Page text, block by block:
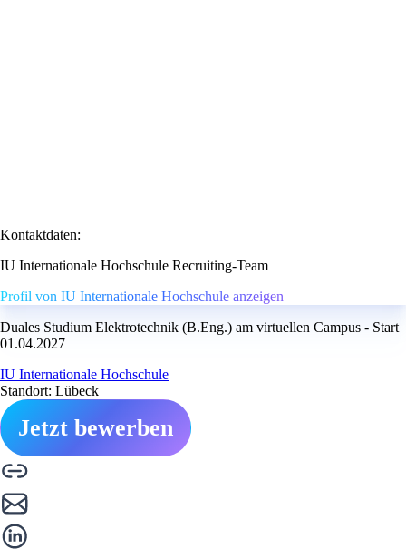
Kontaktdaten:
IU Internationale Hochschule Recruiting-Team
Profil von IU Internationale Hochschule anzeigen
Duales Studium Elektrotechnik (B.Eng.) am virtuellen Campus - Start
01.04.2027
IU Internationale Hochschule
Standort: Lübeck
Jetzt bewerben